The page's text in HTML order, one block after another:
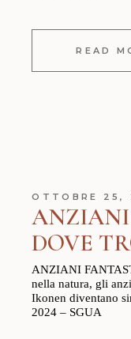
READ
OTTOBRE 25,
ANZIANI
DOVE
ANZIANI
nella natura, gli
Ikonen diventano
2024 – SGUA